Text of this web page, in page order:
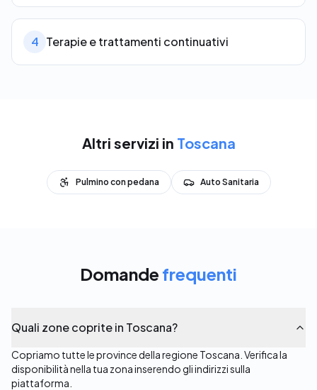
4 Terapie e trattamenti continuativi
Altri servizi in Toscana
Pulmino con pedana Auto Sanitaria
Domande frequenti
Quali zone coprite in Toscana?
Copriamo tutte le province della regione Toscana. Verifica la
disponibilità nella tua zona inserendo gli indirizzi sulla
piattaforma.